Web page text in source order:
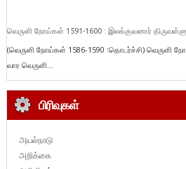
வெருளி நோய்கள் 1591-1600 : இலக்குவனார்
(வெருளி நோய்கள் 1586-1590 :தொடர்ச்சி) வெருளி
வார வெருளி...
பிரிவுகள்
அயல்நாடு
அறிக்கை